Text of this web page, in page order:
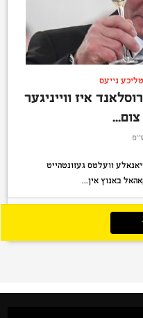
נייעס
איז ווייניגער
וועלטס געזונטהייט
באנוץ אין...